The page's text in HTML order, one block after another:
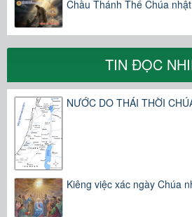
Chầu Thánh Thể Chúa
TIN ĐỌC
NƯỚC DO THÁI THỜI
Kiêng việc xác ngày Chúa